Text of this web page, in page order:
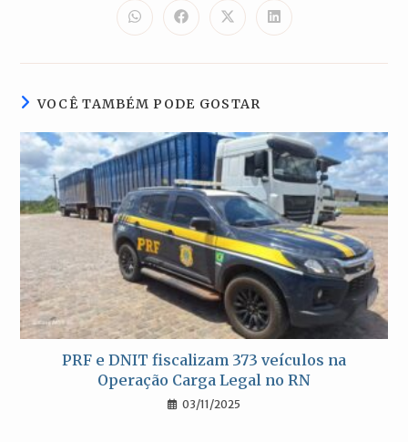
Abre
em
nova
Abre
em
nova
Abre
em
nova
Abre
em
nova
VOCÊ TAMBÉM PODE GOSTAR
PRF e DNIT fiscalizam 373 veículos na
Operação Carga Legal no RN
03/11/2025